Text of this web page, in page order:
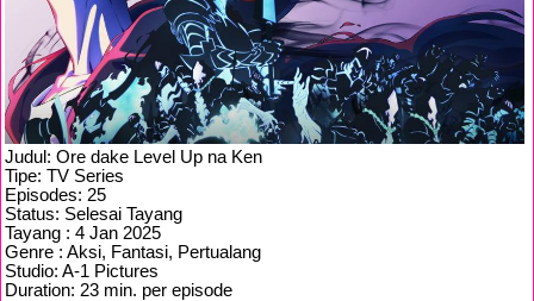
Judul: Ore dake Level Up na Ken
Tipe: TV Series
Episodes: 25
Status: Selesai Tayang
Tayang : 4 Jan 2025
Genre : Aksi, Fantasi, Pertualang
Studio: A-1 Pictures
Duration: 23 min. per episode